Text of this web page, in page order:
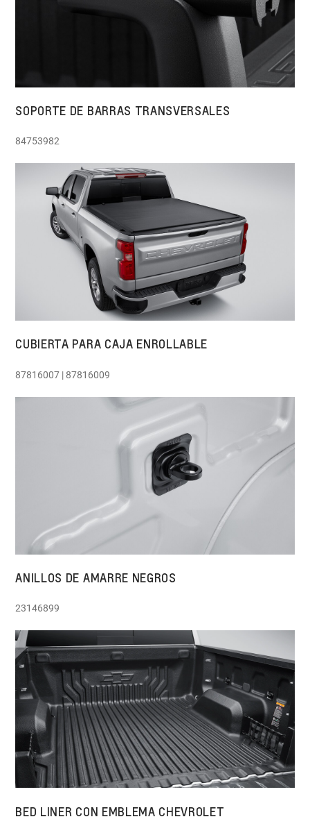
SOPORTE DE BARRAS TRANSVERSALES
84753982
CUBIERTA PARA CAJA ENROLLABLE
87816007 | 87816009
ANILLOS DE AMARRE NEGROS
23146899
BED LINER CON EMBLEMA CHEVROLET